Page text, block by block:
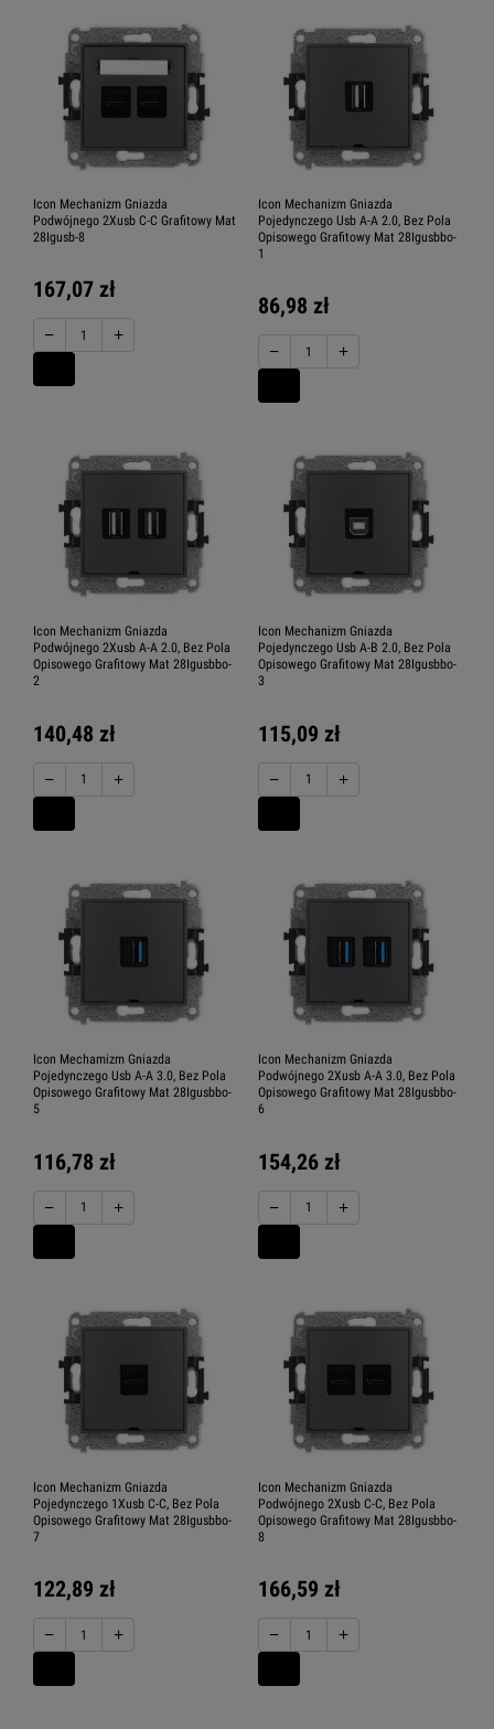
Icon Mechanizm Gniazda
Podwójnego 2Xusb C-C Grafitowy Mat
28Igusb-8
167,07 zł
− +
Icon Mechanizm Gniazda
Pojedynczego Usb A-A 2.0, Bez Pola
Opisowego Grafitowy Mat 28Igusbbo-
1
86,98 zł
− +
Icon Mechanizm Gniazda
Podwójnego 2Xusb A-A 2.0, Bez Pola
Opisowego Grafitowy Mat 28Igusbbo-
2
140,48 zł
− +
Icon Mechanizm Gniazda
Pojedynczego Usb A-B 2.0, Bez Pola
Opisowego Grafitowy Mat 28Igusbbo-
3
115,09 zł
− +
Icon Mechamizm Gniazda
Pojedynczego Usb A-A 3.0, Bez Pola
Opisowego Grafitowy Mat 28Igusbbo-
5
116,78 zł
− +
Icon Mechanizm Gniazda
Podwójnego 2Xusb A-A 3.0, Bez Pola
Opisowego Grafitowy Mat 28Igusbbo-
6
154,26 zł
− +
Icon Mechanizm Gniazda
Pojedynczego 1Xusb C-C, Bez Pola
Opisowego Grafitowy Mat 28Igusbbo-
7
122,89 zł
− +
Icon Mechanizm Gniazda
Podwójnego 2Xusb C-C, Bez Pola
Opisowego Grafitowy Mat 28Igusbbo-
8
166,59 zł
− +